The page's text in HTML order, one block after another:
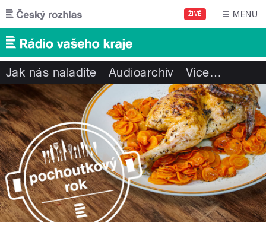
Přejít k hlavnímu obsahu
ŽIVĚ MENU
Jak nás naladíte Audioarchiv Více…